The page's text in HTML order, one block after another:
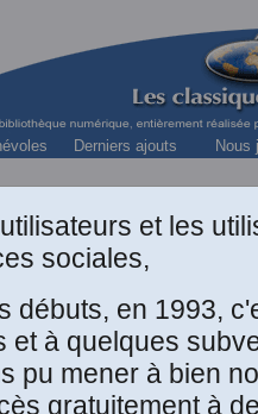
Derniers ajouts Nous
et les
sociales,
débuts, en 1993,
et à quelques
pu mener à bien
gratuitement à